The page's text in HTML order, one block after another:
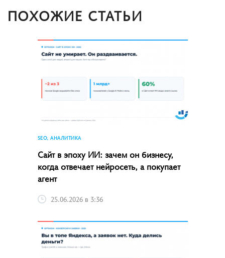
ПОХОЖИЕ СТАТЬИ
SEO, АНАЛИТИКА
Сайт в эпоху ИИ: зачем он бизнесу,
когда отвечает нейросеть, а покупает
агент
25.06.2026 в 3:36